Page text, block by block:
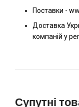
Поставки -
Доставка
компаній у
Супутні